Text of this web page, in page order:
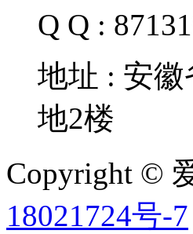
Q Q :
地址 : 安
地2楼
Copyright ©
18021724号-7